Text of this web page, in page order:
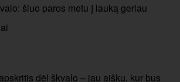
šiuo paros metu į lauką geriau
dėl škvalo – jau aišku, kur bus